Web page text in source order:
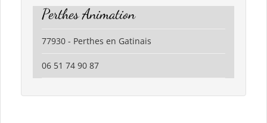
Perthes Animation
77930 - Perthes en Gatinais
06 51 74 90 87